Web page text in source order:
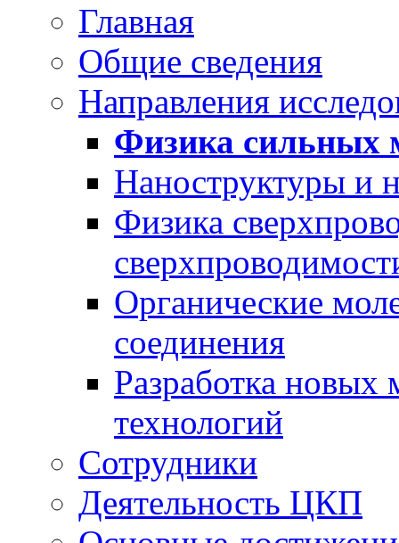
Главная
Общие сведения
Направления
Физика сильных
Наноструктуры и
Физика
Органические
соединения
Разработка новых
технологий
Сотрудники
Деятельность ЦКП